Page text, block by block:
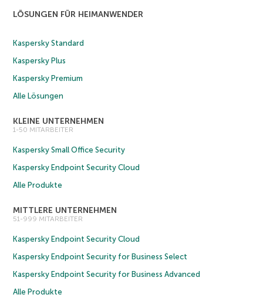
LÖSUNGEN FÜR HEIMANWENDER
Kaspersky Standard
Kaspersky Plus
Kaspersky Premium
Alle Lösungen
KLEINE UNTERNEHMEN
1-50 MITARBEITER
Kaspersky Small Office Security
Kaspersky Endpoint Security Cloud
Alle Produkte
MITTLERE UNTERNEHMEN
51-999 MITARBEITER
Kaspersky Endpoint Security Cloud
Kaspersky Endpoint Security for Business Select
Kaspersky Endpoint Security for Business Advanced
Alle Produkte